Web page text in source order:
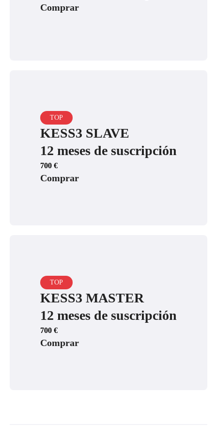
Comprar
TOP
KESS3 SLAVE
12 meses de suscripción
700 €
Comprar
TOP
KESS3 MASTER
12 meses de suscripción
700 €
Comprar